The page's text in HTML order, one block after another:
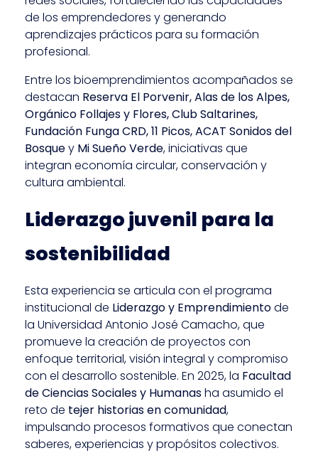
de los emprendedores y generando
aprendizajes prácticos para su formación
profesional.
Entre los bioemprendimientos acompañados se
destacan Reserva El Porvenir, Alas de los Alpes,
Orgánico Follajes y Flores, Club Saltarines,
Fundación Funga CRD, 11 Picos, ACAT Sonidos del
Bosquey Mi Sueño Verde, iniciativas que
integran economía circular, conservación y
cultura ambiental.
Liderazgo juvenil para la
sostenibilidad
Esta experiencia se articula con el programa
institucional de Liderazgo y Emprendimientode
la Universidad Antonio José Camacho, que
promueve la creación de proyectos con
enfoque territorial, visión integral y compromiso
con el desarrollo sostenible. En 2025, la Facultad
de Ciencias Sociales y Humanasha asumido el
reto de tejer historias en comunidad,
impulsando procesos formativos que conectan
saberes, experiencias y propósitos colectivos.